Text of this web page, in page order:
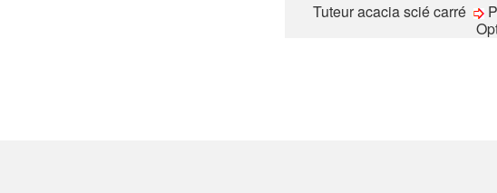
Tuteur acacia scié carré